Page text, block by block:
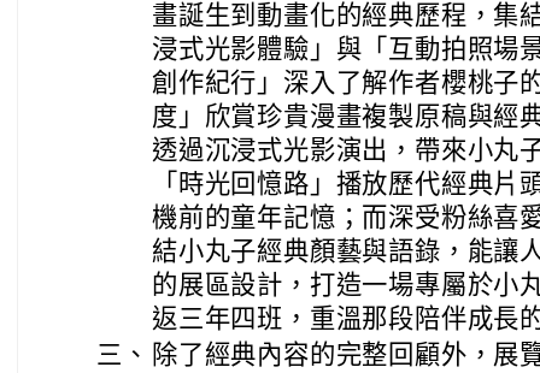
畫誕生到動畫化的經典歷程，集
浸式光影體驗」與「互動拍照場
創作紀行」深入了解作者櫻桃子
度」欣賞珍貴漫畫複製原稿與經
透過沉浸式光影演出，帶來小丸
「時光回憶路」播放歷代經典片
機前的童年記憶；而深受粉絲喜
結小丸子經典顏藝與語錄，能讓
的展區設計，打造一場專屬於小
返三年四班，重溫那段陪伴成長
三、 除了經典內容的完整回顧外，展